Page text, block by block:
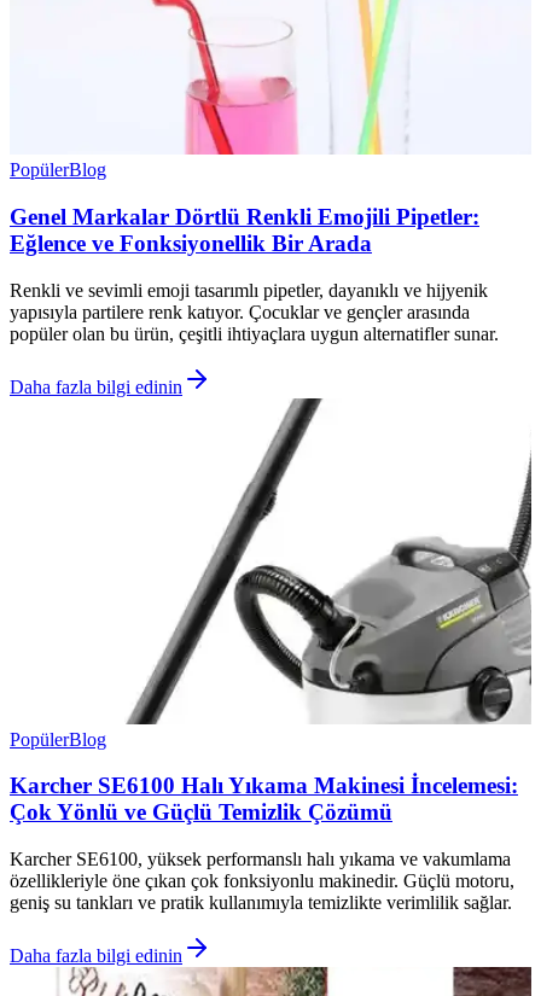
PopülerBlog
Genel Markalar Dörtlü Renkli Emojili Pipetler:
Eğlence ve Fonksiyonellik Bir Arada
Renkli ve sevimli emoji tasarımlı pipetler, dayanıklı ve hijyenik
yapısıyla partilere renk katıyor. Çocuklar ve gençler arasında
popüler olan bu ürün, çeşitli ihtiyaçlara uygun alternatifler sunar.
Daha fazla bilgi edinin
PopülerBlog
Karcher SE6100 Halı Yıkama Makinesi İncelemesi:
Çok Yönlü ve Güçlü Temizlik Çözümü
Karcher SE6100, yüksek performanslı halı yıkama ve vakumlama
özellikleriyle öne çıkan çok fonksiyonlu makinedir. Güçlü motoru,
geniş su tankları ve pratik kullanımıyla temizlikte verimlilik sağlar.
Daha fazla bilgi edinin